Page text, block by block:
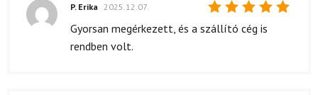
Értékelés:
P. Erika 2025.12.07.
Gyorsan megérkezett, és a szállító cég is
rendben volt.